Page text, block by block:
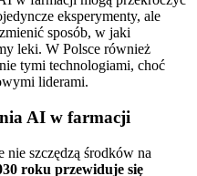
eksperymenty, ale
sposób, w jaki
leki. W Polsce również
tymi technologiami, choć
liderami.
AI w farmacji
nie szczędzą środków na
roku przewiduje się